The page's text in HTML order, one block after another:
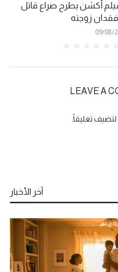
أكشن يطرح صراع قاتل
زوجته
09/08/
LEAVE A
لتضيف تعليقاً.
آخر الأخبار